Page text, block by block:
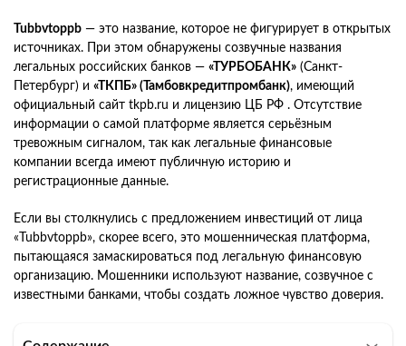
Tubbvtoppb — это название, которое не фигурирует в открытых
источниках. При этом обнаружены созвучные названия
легальных российских банков — «ТУРБОБАНК» (Санкт-
Петербург) и «ТКПБ» (Тамбовкредитпромбанк), имеющий
официальный сайт tkpb.ru и лицензию ЦБ РФ . Отсутствие
информации о самой платформе является серьёзным
тревожным сигналом, так как легальные финансовые
компании всегда имеют публичную историю и
регистрационные данные.
Если вы столкнулись с предложением инвестиций от лица
«Tubbvtoppb», скорее всего, это мошенническая платформа,
пытающаяся замаскироваться под легальную финансовую
организацию. Мошенники используют название, созвучное с
известными банками, чтобы создать ложное чувство доверия.